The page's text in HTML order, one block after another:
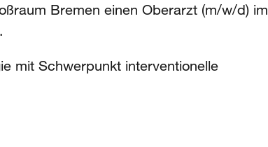
Bremen einen Oberarzt (m/w/d) im
mit Schwerpunkt interventionelle